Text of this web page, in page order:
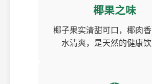
椰果之味
椰子果实清甜可口，椰肉
水清爽，是天然的健康饮